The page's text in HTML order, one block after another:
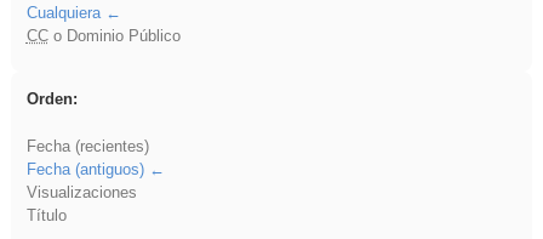
Cualquiera
CCo Dominio Público
Orden:
Fecha (recientes)
Fecha (antiguos)
Visualizaciones
Título